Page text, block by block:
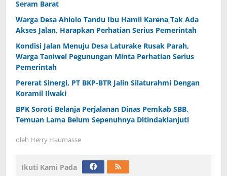
Seram Barat
Warga Desa Ahiolo Tandu Ibu Hamil Karena Tak Ada
Akses Jalan, Harapkan Perhatian Serius Pemerintah
Kondisi Jalan Menuju Desa Laturake Rusak Parah,
Warga Taniwel Pegunungan Minta Perhatian Serius
Pemerintah
Pererat Sinergi, PT BKP-BTR Jalin Silaturahmi Dengan
Koramil Ilwaki
BPK Soroti Belanja Perjalanan Dinas Pemkab SBB,
Temuan Lama Belum Sepenuhnya Ditindaklanjuti
oleh Herry Haumasse
Ikuti Kami Pada